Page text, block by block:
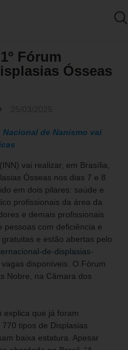
Fórum
Ósseas
de Nanismo vai
vai realizar, em Brasília,
Ósseas nos dias 7 e 8
em dois pilares: saúde e
profissionais da área da
e demais profissionais
pessoas com deficiência e
e estão abertas pelo
de-displasias-
disponíveis. O Fórum
Nobre, na Câmara dos
explica que já foram
tipos de Displasias
baixa estatura. Apesar